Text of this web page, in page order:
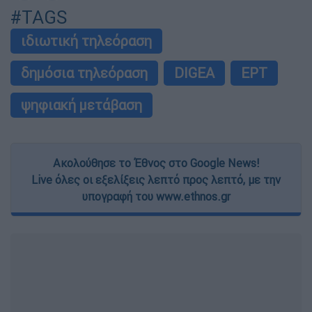
#TAGS
ιδιωτική τηλεόραση
δημόσια τηλεόραση
DIGEA
ΕΡΤ
ψηφιακή μετάβαση
Ακολούθησε το Έθνος στο Google News!
Live όλες οι εξελίξεις λεπτό προς λεπτό, με την
υπογραφή του www.ethnos.gr